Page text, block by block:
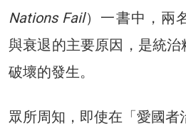
Nations Fail）一書中，兩
與衰退的主要原因，是統
破壞的發生。
眾所周知，即使在「愛國